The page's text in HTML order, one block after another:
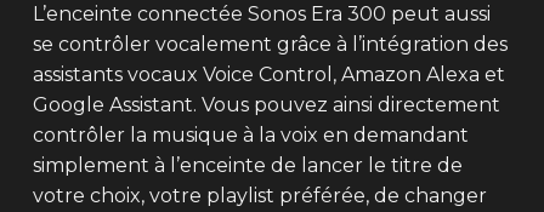
L’enceinte connectée Sonos Era 300 peut aussi
se contrôler vocalement grâce à l’intégration des
assistants vocaux Voice Control, Amazon Alexa et
Google Assistant. Vous pouvez ainsi directement
contrôler la musique à la voix en demandant
simplement à l’enceinte de lancer le titre de
votre choix, votre playlist préférée, de changer